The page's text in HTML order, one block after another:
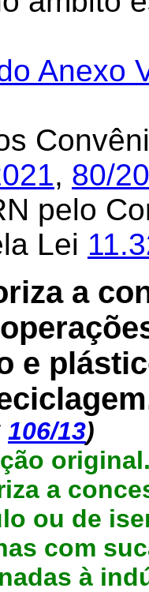
Anexo
, 80/
pelo
Lei
a
e
106/13)
a
ou de
com
à